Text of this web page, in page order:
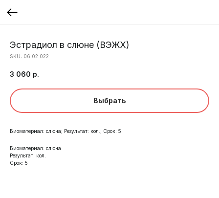
Эстрадиол в слюне (ВЭЖХ)
SKU: 06.02.022
3 060 р.
Выбрать
Биоматериал: слюна; Результат: кол.; Срок: 5
Биоматериал: слюна
Результат: кол.
Срок: 5